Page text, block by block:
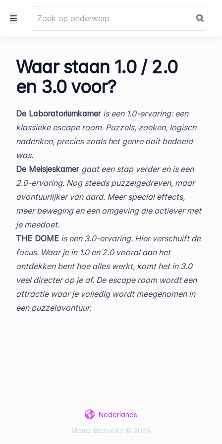
Waar staan 1.0 / 2.0
en 3.0 voor?
De Laboratoriumkamer is een 1.0-ervaring: een
klassieke escape room. Puzzels, zoeken, logisch
nadenken, precies zoals het genre ooit bedoeld
was.
De Meisjeskamer gaat een stap verder en is een
2.0-ervaring. Nog steeds puzzelgedreven, maar
avontuurlijker van aard. Meer special effects,
meer beweging en een omgeving die actiever met
je meedoet.
THE DOME is een 3.0-ervaring. Hier verschuift de
focus. Waar je in 1.0 en 2.0 vooral aan het
ontdekken bent hoe alles werkt, komt het in 3.0
veel directer op je af. De escape room wordt een
attractie waar je volledig wordt meegenomen in
een puzzelavontuur.
Nederlands
Mama Bazooka © 2024